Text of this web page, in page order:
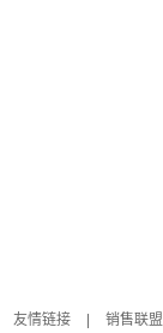
友情链接 销售联盟